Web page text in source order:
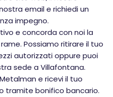
email e richiedi un
impegno.
e concorda con noi la
Possiamo ritirare il tuo
autorizzati oppure puoi
sede a Villafontana.
e ricevi il tuo
tramite bonifico bancario.